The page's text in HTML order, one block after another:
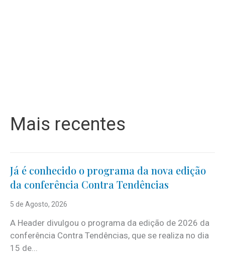
Mais recentes
Já é conhecido o programa da nova edição
da conferência Contra Tendências
5 de Agosto, 2026
A Header divulgou o programa da edição de 2026 da
conferência Contra Tendências, que se realiza no dia
15 de...